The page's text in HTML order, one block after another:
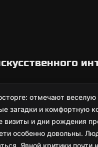
отмечают
загадки и комфортную
визиты и дни рождения
особенно довольны.
Явной критики почти